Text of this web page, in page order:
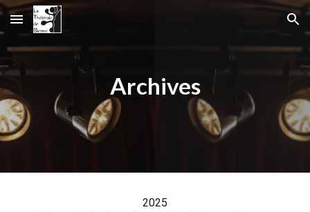
Skip to main content Skip to navigation
Archives
2025